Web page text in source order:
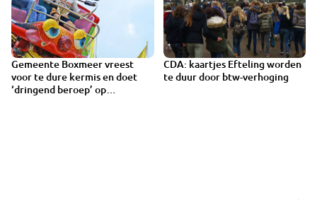
Gemeente Boxmeer vreest
voor te dure kermis en doet
‘dringend beroep’ op
CDA: kaartjes Efteling worden
te duur door btw-verhoging